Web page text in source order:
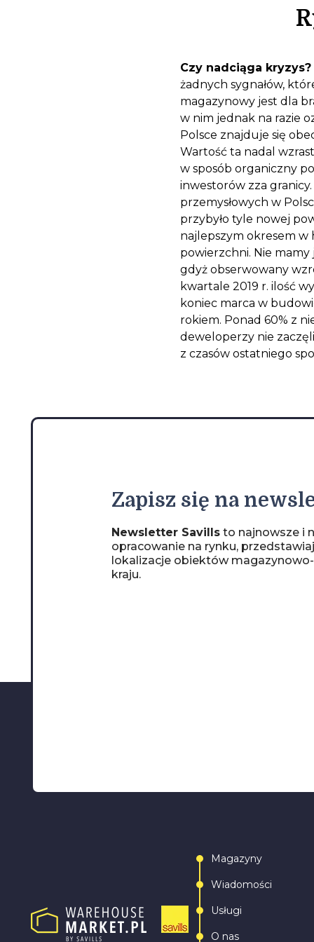
Czy nadciąga
żadnych sygnałów,
magazynowy jest dla
w nim jednak na razie
Polsce znajduje się
Wartość ta nadal
w sposób organiczny
inwestorów zza
przemysłowych w
przybyło tyle nowej
najlepszym okresem w
powierzchni. Nie
gdyż obserwowany
kwartale 2019 r. ilość
koniec marca w
rokiem. Ponad 60% z
deweloperzy nie
z czasów ostatniego
Zapisz się na
Newsletter Savills to najnowsze i
opracowanie na rynku,
lokalizacje obiektów
kraju.
Magazyny
Wiadomości
Usługi
O nas